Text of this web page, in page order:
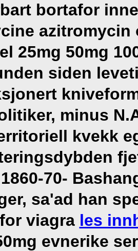
bortafor
25mg 50mg
siden
minus
kvekk
70-
sa'ad han
viagra les
evnerike